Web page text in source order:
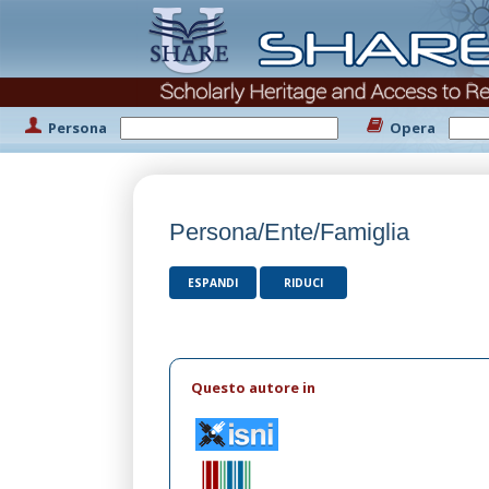
Persona Opera
Persona/Ente/Famiglia
ESPANDI RIDUCI
Questo autore in